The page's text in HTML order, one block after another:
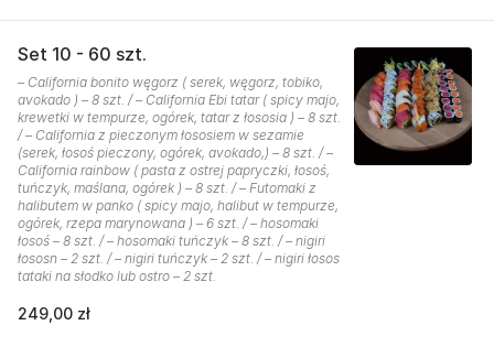
Set 10 - 60 szt.
– California bonito węgorz ( serek, węgorz, tobiko,
avokado ) – 8 szt. / – California Ebi tatar ( spicy majo,
krewetki w tempurze, ogórek, tatar z łososia ) – 8 szt.
/ – California z pieczonym łososiem w sezamie
(serek, łosoś pieczony, ogórek, avokado,) – 8 szt. / –
California rainbow ( pasta z ostrej papryczki, łosoś,
tuńczyk, maślana, ogórek ) – 8 szt. / – Futomaki z
halibutem w panko ( spicy majo, halibut w tempurze,
ogórek, rzepa marynowana ) – 6 szt. / – hosomaki
łosoś – 8 szt. / – hosomaki tuńczyk – 8 szt. / – nigiri
łososn – 2 szt. / – nigiri tuńczyk – 2 szt. / – nigiri łosos
tataki na słodko lub ostro – 2 szt.
249,00 zł